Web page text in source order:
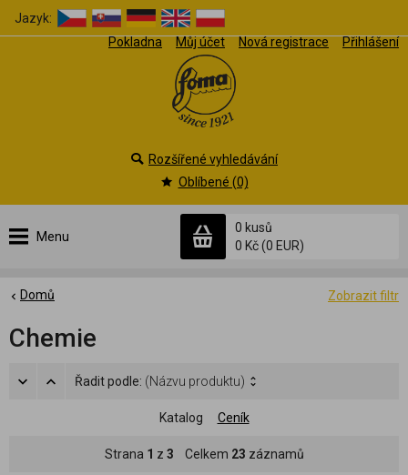
Jazyk:
Pokladna
Můj účet Nová registrace Přihlášení
Menu
0 kusů
0 Kč(0 EUR)
Rozšířené vyhledávání
Oblíbené (0)
Zobrazit filtr
Domů
Chemie
Řadit podle: (Názvu produktu)
Katalog Ceník
Strana 1 z 3 Celkem 23 záznamů